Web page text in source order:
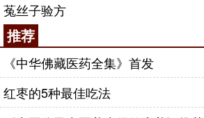
菟丝子验方
推荐
《中华佛藏医药全集》首发
红枣的5种最佳吃法